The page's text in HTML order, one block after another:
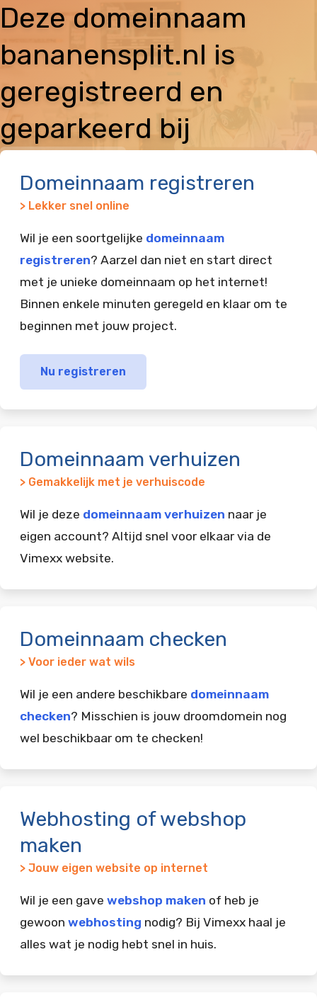
Deze domeinnaam
bananensplit.nl is
geregistreerd en
geparkeerd bij
Domeinnaam registreren
> Lekker snel online
Wil je een soortgelijke domeinnaam
registreren? Aarzel dan niet en start direct
met je unieke domeinnaam op het internet!
Binnen enkele minuten geregeld en klaar om te
beginnen met jouw project.
Nu registreren
Domeinnaam verhuizen
> Gemakkelijk met je verhuiscode
Wil je deze domeinnaam verhuizen naar je
eigen account? Altijd snel voor elkaar via de
Vimexx website.
Domeinnaam checken
> Voor ieder wat wils
Wil je een andere beschikbare domeinnaam
checken? Misschien is jouw droomdomein nog
wel beschikbaar om te checken!
Webhosting of webshop
maken
> Jouw eigen website op internet
Wil je een gave webshop maken of heb je
gewoon webhosting nodig? Bij Vimexx haal je
alles wat je nodig hebt snel in huis.